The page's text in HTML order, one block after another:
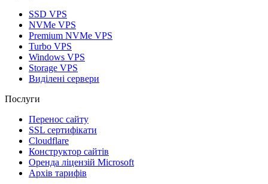
SSD VPS
NVMe VPS
Premium NVMe VPS
Turbo VPS
Windows VPS
Storage VPS
Виділені сервери
Послуги
Перенос сайту
SSL сертифікати
Clоudflare
Конструктор сайтів
Оренда ліцензій Microsoft
Архів тарифів